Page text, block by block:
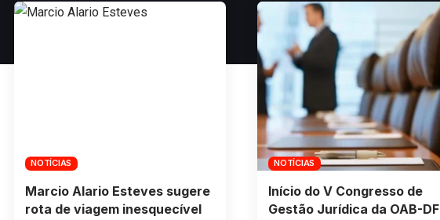
NOTÍCIAS
Marcio Alario Esteves sugere
rota de viagem inesquecível
NOTÍCIAS
Início do V Congresso de
Gestão Jurídica da OAB-DF